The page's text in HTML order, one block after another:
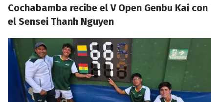
Cochabamba recibe el V Open Genbu Kai con
el Sensei Thanh Nguyen